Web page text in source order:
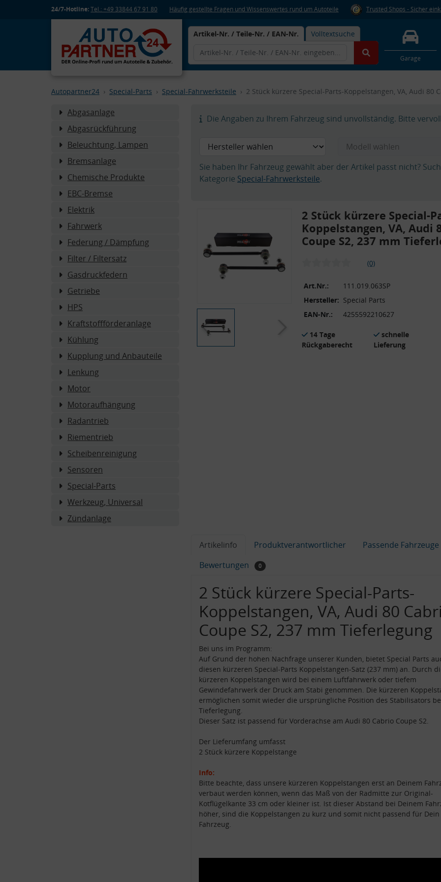
24/7-Hotline:Tel.: +49 33844 67 91 80 Häufig gestellte Fragen und Wissenswertes rund um Autoteile Trusted Shops - Sicher
Artikel-Nr. / Teile-Nr. / EAN-Nr. Volltextsuche
Garage
Autopartner24 Special-Parts Special-Fahrwerksteile 2 Stück kürzere Special-Parts-Koppelstangen, VA, Audi 80
Abgasanlage
Abgasrückführung
Beleuchtung, Lampen
Bremsanlage
Chemische Produkte
EBC-Bremse
Elektrik
Fahrwerk
Federung / Dämpfung
Filter / Filtersatz
Gasdruckfedern
Getriebe
HPS
Kraftstoffförderanlage
Kühlung
Kupplung und Anbauteile
Lenkung
Motor
Motoraufhängung
Radantrieb
Riementrieb
Scheibenreinigung
Sensoren
Special-Parts
Werkzeug, Universal
Zündanlage
Die Angaben zu Ihrem Fahrzeug sind unvollständig. Bitte
Sie haben Ihr Fahrzeug gewählt aber der Artikel passt nicht?
Kategorie Special-Fahrwerksteile.
2 Stück kürzere Special-
Koppelstangen, VA, Audi
Coupe S2, 237 mm
(0)
Art.Nr.:
111.019.063SP
Hersteller: Special Parts
EAN-Nr.:
4255592210627
14 Tage
Rückgaberecht
schnelle
Lieferung
Artikelinfo Produktverantwortlicher
Passende Fahrzeuge
Bewertungen
0
2 Stück kürzere Special-Parts-
Koppelstangen, VA, Audi 80
Coupe S2, 237 mm Tieferlegung
Bei uns im Programm:
Auf Grund der hohen Nachfrage unserer Kunden, bietet Special Parts
diesen kürzeren Special-Parts Koppelstangen-Satz (237 mm) an. Durch
kürzeren Koppelstangen wird bei einem Luftfahrwerk oder tiefem
Gewindefahrwerk der Druck am Stabi genommen. Die kürzeren
ermöglichen somit wieder die ursprüngliche Position des Stabilisators
Tieferlegung.
Dieser Satz ist passend für Vorderachse am Audi 80 Cabrio Coupe S2.
Der Lieferumfang umfasst
2 Stück kürzere Koppelstange
Info:
Bitte beachte, dass unsere kürzeren Koppelstangen erst an Deinem
verbaut werden können, wenn das Maß von der Radmitte zur Original-
Kotflügelkante 33 cm oder kleiner ist. Ist dieser Abstand bei Deinem
höher, sind die Koppelstangen zu kurz und somit nicht passend für Dein
Fahrzeug.